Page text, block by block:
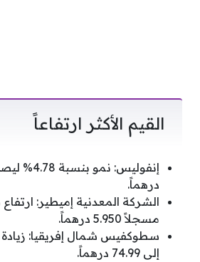
القيم الأكثر ارتفاعاً
درهماً.
مسجلاً 5.950 درهماً.
إلى 74.99 درهماً.